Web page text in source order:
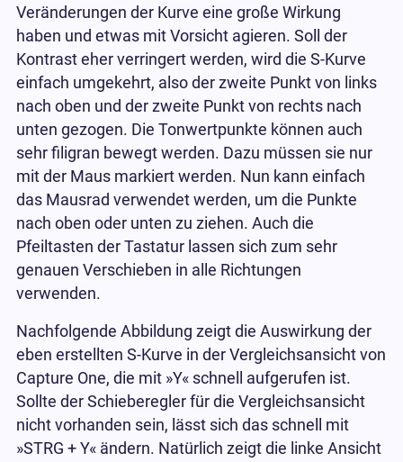
Veränderungen der Kurve eine große Wirkung
haben und etwas mit Vorsicht agieren. Soll der
Kontrast eher verringert werden, wird die S-Kurve
einfach umgekehrt, also der zweite Punkt von links
nach oben und der zweite Punkt von rechts nach
unten gezogen. Die Tonwertpunkte können auch
sehr filigran bewegt werden. Dazu müssen sie nur
mit der Maus markiert werden. Nun kann einfach
das Mausrad verwendet werden, um die Punkte
nach oben oder unten zu ziehen. Auch die
Pfeiltasten der Tastatur lassen sich zum sehr
genauen Verschieben in alle Richtungen
verwenden.
Nachfolgende Abbildung zeigt die Auswirkung der
eben erstellten S-Kurve in der Vergleichsansicht von
Capture One, die mit »Y« schnell aufgerufen ist.
Sollte der Schieberegler für die Vergleichsansicht
nicht vorhanden sein, lässt sich das schnell mit
»STRG + Y« ändern. Natürlich zeigt die linke Ansicht